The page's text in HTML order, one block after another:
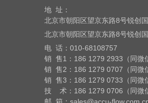
地 址：
北京市朝阳区望京东路8号锐创
北京市朝阳区望京东路8号锐创
电 话： 010-68108757
销 售1：186 1279 2933（同微
销 售2：186 1279 0707（同微
销 售3：186 1279 0733（同微
技 术：186 1279 0706（同微